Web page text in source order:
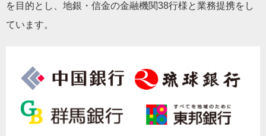
を目的とし、地銀・信金の金融機関38行様と業務提携をし
ています。